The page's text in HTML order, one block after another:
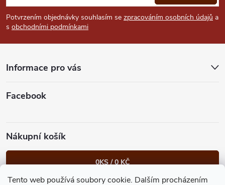
Tento web používá soubory cookie. Dalším procházením
p
a
Potvrzením objednávky souhlasím se zpracováním osobních údajů a
s obchodními podmínkami
Informace pro vás
Facebook
Nákupní košík
0KS /0 KČ